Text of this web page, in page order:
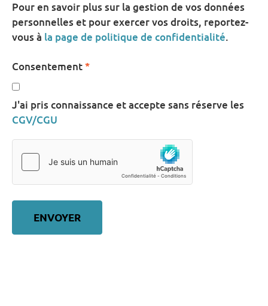
Pour en savoir plus sur la gestion de vos données
personnelles et pour exercer vos droits, reportez-
vous à la page de politique de confidentialité.
Consentement *
J'ai pris connaissance et accepte sans réserve les
CGV/CGU
ENVOYER